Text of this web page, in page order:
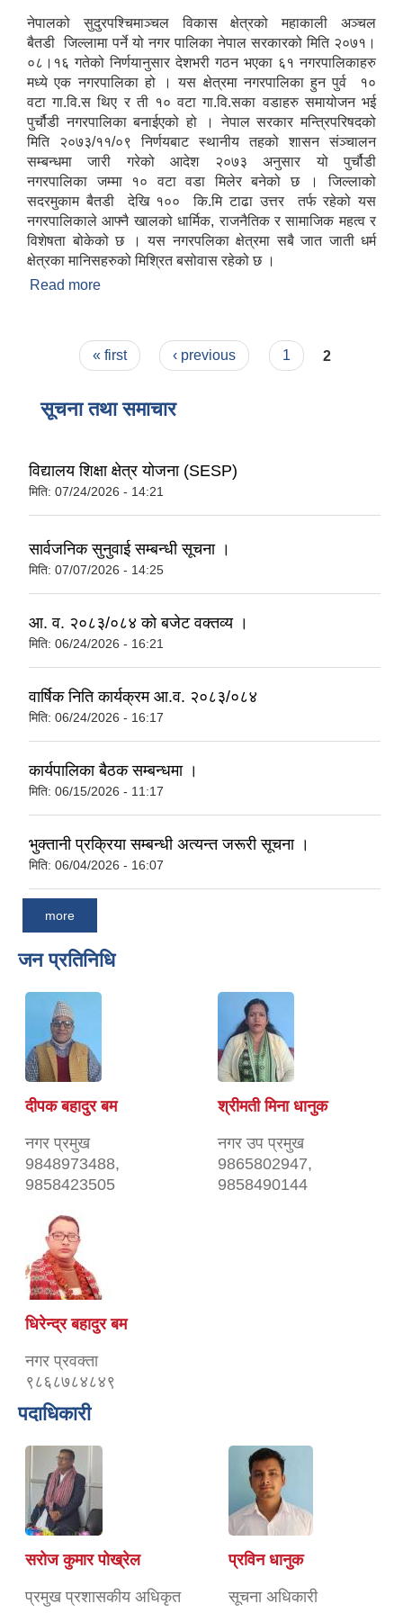
नेपालको सुदुरपश्चिमाञ्चल विकास क्षेत्रको महाकाली अञ्चल
बैतडी जिल्लामा पर्ने यो नगर पालिका नेपाल सरकारको मिति २०७१।
०८।१६ गतेको निर्णयानुसार देशभरी गठन भएका ६१ नगरपालिकाहरु
मध्ये एक नगरपालिका हो । यस क्षेत्रमा नगरपालिका हुन पुर्व १०
वटा गा.वि.स थिए र ती १० वटा गा.वि.सका वडाहरु समायोजन भई
पुर्चौडी नगरपालिका बनाईएको हो । नेपाल सरकार मन्त्रिपरिषदको
मिति २०७३/११/०९ निर्णयबाट स्थानीय तहको शासन संञ्चालन
सम्बन्धमा जारी गरेको आदेश २०७३ अनुसार यो पुर्चौडी
नगरपालिका जम्मा १० वटा वडा मिलेर बनेको छ । जिल्लाको
सदरमुकाम बैतडी देखि १०० कि.मि टाढा उत्तर तर्फ रहेको यस
नगरपालिकाले आफ्नै खालको धार्मिक, राजनैतिक र सामाजिक महत्व र
विशेषता बोकेको छ । यस नगरपलिका क्षेत्रमा सबै जात जाती धर्म
क्षेत्रका मानिसहरुको मिश्रित बसोवास रहेको छ ।
Read more
Pages« first ‹ previous 1 2
सूचना तथा समाचार
विद्यालय शिक्षा क्षेत्र योजना (SESP)
मिति: 07/24/2026 - 14:21
सार्वजनिक सुनुवाई सम्बन्धी सूचना ।
मिति: 07/07/2026 - 14:25
आ. व. २०८३/०८४ को बजेट वक्तव्य ।
मिति: 06/24/2026 - 16:21
वार्षिक निति कार्यक्रम आ.व. २०८३/०८४
मिति: 06/24/2026 - 16:17
कार्यपालिका बैठक सम्बन्धमा ।
मिति: 06/15/2026 - 11:17
भुक्तानी प्रक्रिया सम्बन्धी अत्यन्त जरूरी सूचना ।
मिति: 06/04/2026 - 16:07
more
जन प्रतिनिधि
दीपक बहादुर बम
नगर प्रमुख
9848973488,
9858423505
श्रीमती मिना धानुक
नगर उप प्रमुख
9865802947,
9858490144
धिरेन्द्र बहादुर बम
नगर प्रवक्ता
९८६८७८४८४९
पदाधिकारी
सरोज कुमार पोख्रेल
प्रमुख प्रशासकीय अधिकृत
प्रविन धानुक
सूचना अधिकारी